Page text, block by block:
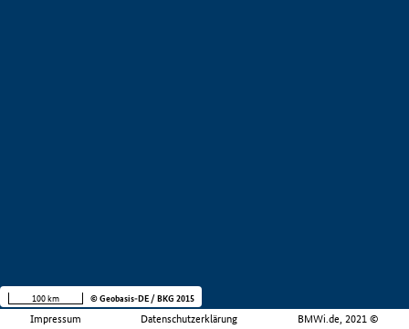
Impressum Datenschutzerklärung BMWi.de, 2021 ©
100 km © Geobasis-DE / BKG 2015